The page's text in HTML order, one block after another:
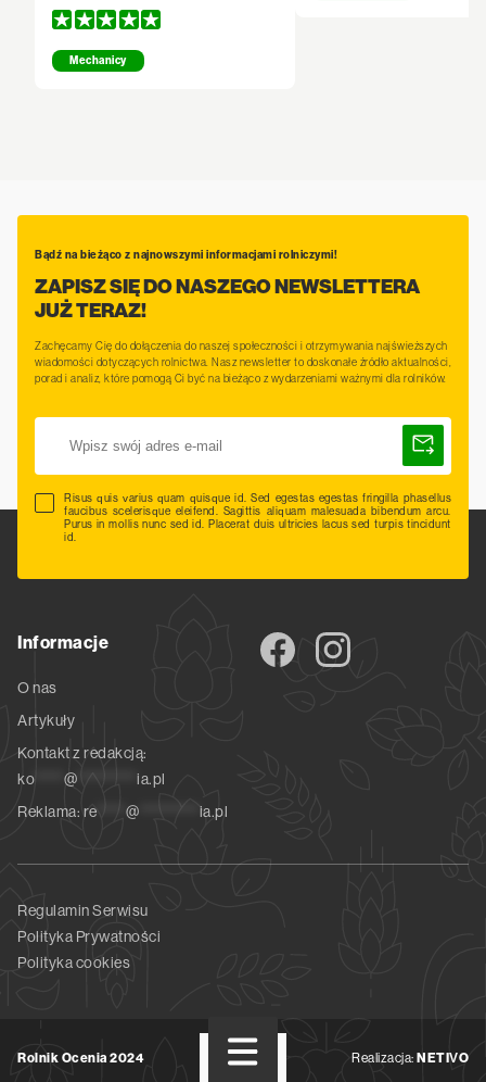
Mechanicy
Bądź na bieżąco z najnowszymi informacjami rolniczymi!
ZAPISZ SIĘ DO NASZEGO NEWSLETTERA
JUŻ TERAZ!
Zachęcamy Cię do dołączenia do naszej społeczności i otrzymywania najświeższych
wiadomości dotyczących rolnictwa. Nasz newsletter to doskonałe źródło aktualności,
porad i analiz, które pomogą Ci być na bieżąco z wydarzeniami ważnymi dla rolników.
Risus quis varius quam quisque id. Sed egestas egestas fringilla phasellus
faucibus scelerisque eleifend. Sagittis aliquam malesuada bibendum arcu.
Purus in mollis nunc sed id. Placerat duis ultricies lacus sed turpis tincidunt
id.
Informacje
O nas
Artykuły
Kontakt z redakcją:
ko***** @ ********** ia.pl
Reklama: re***** @ ********** ia.pl
Regulamin Serwisu
Polityka Prywatności
Polityka cookies
Rolnik Ocenia 2024 Realizacja: NETIVO